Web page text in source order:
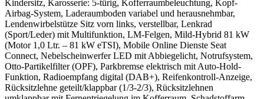
Kindersitz, Karosserie: 5-türig, Kofferraumbeleuchtung, Kopf-
Airbag-System, Laderaumboden variabel und herausnehmbar,
Lendenwirbelstütze Sitz vorn links, verstellbar, Lenkrad
(Sport/Leder) mit Multifunktion, LM-Felgen, Mild-Hybrid 81 kW
(Motor 1,0 Ltr. – 81 kW eTSI), Mobile Online Dienste Seat
Connect, Nebelscheinwerfer LED mit Abbiegelicht, Notrufsystem,
Otto-Partikelfilter (OPF), Parkbremse elektrisch mit Auto-Hold-
Funktion, Radioempfang digital (DAB+), Reifenkontroll-Anzeige,
Rücksitzlehne geteilt/klappbar (1/3-2/3), Rücksitzlehnen